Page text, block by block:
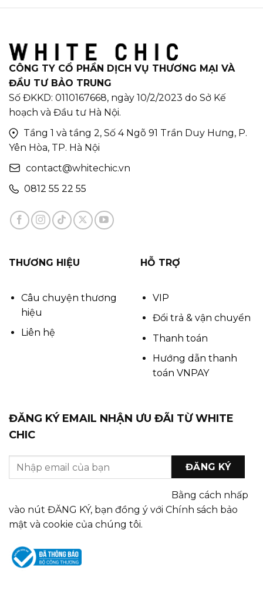
CÔNG TY CỔ PHẦN DỊCH VỤ THƯƠNG MẠI VÀ
ĐẦU TƯ BẢO TRUNG
Số ĐKKD: 0110167668, ngày 10/2/2023 do Sở Kế
hoạch và Đầu tư Hà Nội.
Tầng 1 và tầng 2, Số 4 Ngõ 91 Trần Duy Hưng, P.
Yên Hòa, TP. Hà Nội
contact@whitechic.vn
0812 55 22 55
THƯƠNG HIỆU
Câu chuyện thương
hiệu
Liên hệ
HỖ TRỢ
VIP
Đổi trả & vận chuyển
Thanh toán
Hướng dẫn thanh
toán VNPAY
ĐĂNG KÝ EMAIL NHẬN ƯU ĐÃI TỪ WHITE
CHIC
Bằng cách nhấp
vào nút ĐĂNG KÝ, bạn đồng ý với Chính sách bảo
mật và cookie của chúng tôi.